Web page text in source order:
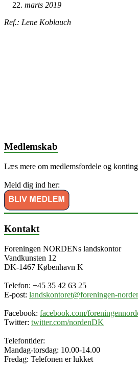
marts 2019
Ref.: Lene Koblauch
Medlemskab
Læs mere om medlemsfordele og
Meld dig ind her:
Kontakt
Foreningen NORDENs landskontor
Vandkunsten 12
DK-1467 København K
Telefon: +45 35 42 63 25
E-post: landskontoret@foreningen-
Facebook: facebook.com/
Twitter: twitter.com/nordenDK
Telefontider:
Mandag-torsdag: 10.00-14.00
Fredag: Telefonen er lukket